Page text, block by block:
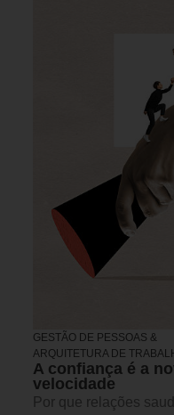
GESTÃO DE PESSOAS &
ARQUITETURA DE
A confiança é a
velocidade
Por que relações